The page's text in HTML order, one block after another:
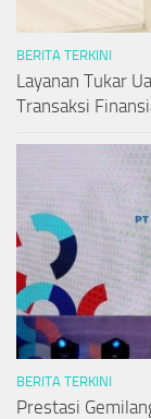
BERITA TERKINI
Layanan Tukar
Transaksi
BERITA TERKINI
Prestasi